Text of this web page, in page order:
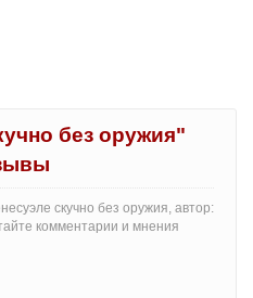
без оружия"
скучно без оружия, автор:
комментарии и мнения